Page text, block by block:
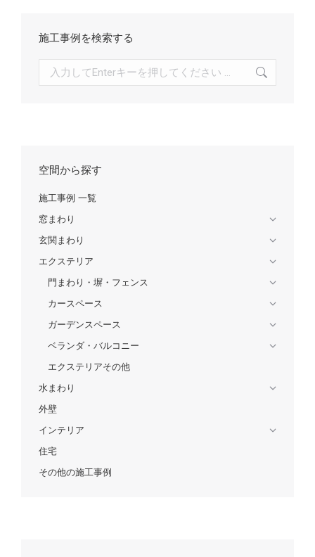
施工事例を検索する
空間から探す
施工事例 一覧
窓まわり
玄関まわり
エクステリア
門まわり・塀・フェンス
カースペース
ガーデンスペース
ベランダ・バルコニー
エクステリアその他
水まわり
外壁
インテリア
住宅
その他の施工事例